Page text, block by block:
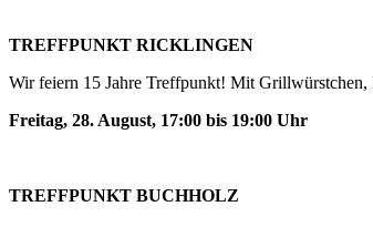
TREFFPUNKT RICKLINGEN
Wir feiern 15 Jahre Treffpunkt! Mit
Freitag, 28. August, 17:00 bis 19:00 Uhr
TREFFPUNKT BUCHHOLZ